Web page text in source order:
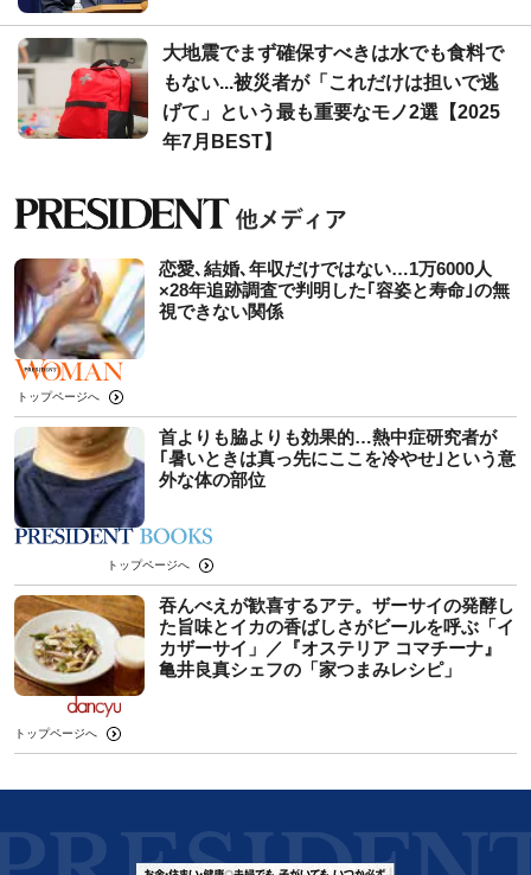
大地震でまず確保すべきは水でも食料で
もない...被災者が「これだけは担いで逃
げて」という最も重要なモノ2選【2025
年7月BEST】
恋愛､結婚､年収だけではない…1万6000人
×28年追跡調査で判明した｢容姿と寿命｣の無
視できない関係
トップページへ
首よりも脇よりも効果的…熱中症研究者が
｢暑いときは真っ先にここを冷やせ｣という意
外な体の部位
トップページへ
吞んべえが歓喜するアテ。ザーサイの発酵し
た旨味とイカの香ばしさがビールを呼ぶ「イ
カザーサイ」／『オステリア コマチーナ』
⻲井良真シェフの「家つまみレシピ」
トップページへ